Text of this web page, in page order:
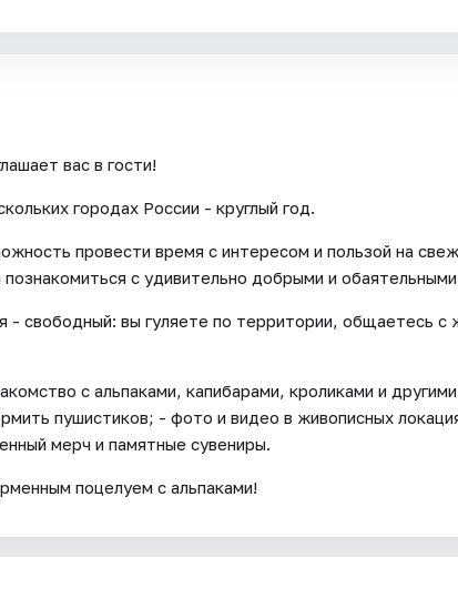
вас в гости!
городах России - круглый год.
провести время с интересом и пользой на
познакомиться с удивительно добрыми и
свободный: вы гуляете по территории, общаетесь с
с альпаками, капибарами, кроликами и
пушистиков; - фото и видео в живописных
мерч и памятные сувениры.
поцелуем с альпаками!